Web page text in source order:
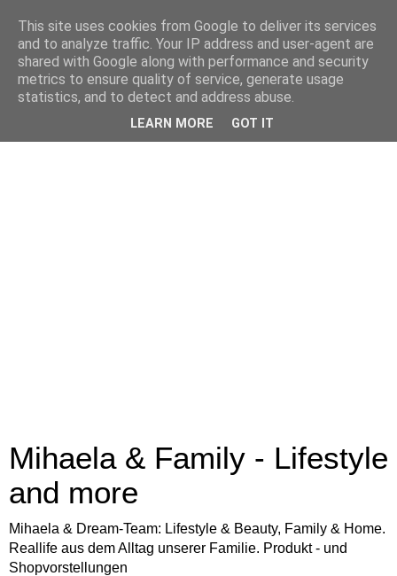
Mihaela & Family - Lifestyle
and more
Mihaela & Dream-Team: Lifestyle & Beauty, Family & Home.
Reallife aus dem Alltag unserer Familie. Produkt - und
Shopvorstellungen
This site uses cookies from Google to deliver its services
and to analyze traffic. Your IP address and user-agent are
shared with Google along with performance and security
metrics to ensure quality of service, generate usage
statistics, and to detect and address abuse.
LEARN MORE GOT IT